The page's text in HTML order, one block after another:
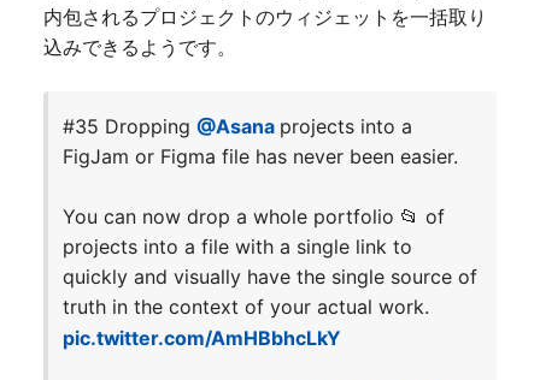
内包されるプロジェクトのウィジェットを一括取り
込みできるようです。
#35 Dropping @Asanaprojects into a
FigJam or Figma file has never been easier.
You can now drop a whole portfolio 📂 of
projects into a file with a single link to
quickly and visually have the single source of
truth in the context of your actual work.
pic.twitter.com/AmHBbhcLkY